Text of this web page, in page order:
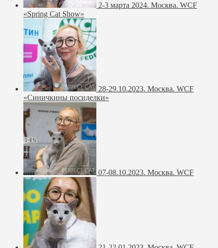
2-3 марта 2024. Москва. WCF
«Spring Cat Show»
28-29.10.2023. Москва. WCF
«Синичкины посиделки»
07-08.10.2023. Москва. WCF